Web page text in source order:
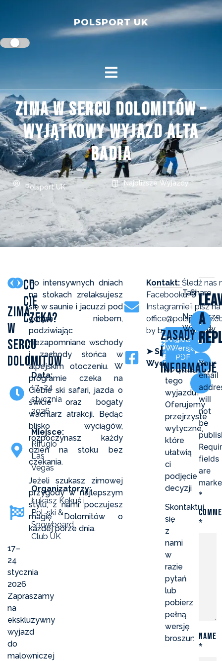
POLSPORT UK
Zima w sercu Dolomitów –
wyjątkowy wyjazd Alta
Badia
Polsport UK Najbliższe Wyjazdy
Zima
w
Sercu
Dolomitów
Data:
17–24
stycznia
2026
Miejsce:
Rifugio
Las
Vegas
Organizatorzy:
Łukasz Kękuś i
Pol-ski &
Snowboard
Club UK
17–
24
stycznia
2026
Zapraszamy
na
ekskluzywny
wyjazd
do
malowniczej
Co
Cię
Czeka?
Po intensywnych dniach
na stokach zrelaksujesz
się w saunie i jacuzzi pod
gołym niebem,
podziwiając
niezapomniane wschody
i zachody słońca w
alpejskim otoczeniu. W
programie czeka na
Ciebie ski safari, jazda o
świcie oraz bogaty
wachlarz atrakcji. Będąc
blisko wyciągów,
rozpoczynasz każdy
dzień na stoku bez
czekania.
Jeżeli szukasz zimowej
przygody w najlepszym
stylu, z nami poczujesz
magię Dolomitów o
każdej porze dnia.
Kontakt:Śledź nas
Facebooku,
Instagramie i pisz na
by być na bieżąco.
➤ Sprawdź
Wydarzenie
Broszury
z
Pełną
Ofertą
Zasady
i
Informacje
Chcesz
poznać
szczegóły
dotyczące
tego
wyjazdu?
Oferujemy
przejrzyste
wytyczne,
które
ułatwią
ci
podjęcie
decyzji
Skontaktuj
się
z
nami
w
razie
pytań
lub
pobierz
pełną
wersję
broszur:
Polska
Wersja
PDF
Angielska
Wersja
PDF
Tag
:
Najbliższe
Wyjazdy
Share
:
a
Your
email
will
not
be
fields
are
*
*
Name
*